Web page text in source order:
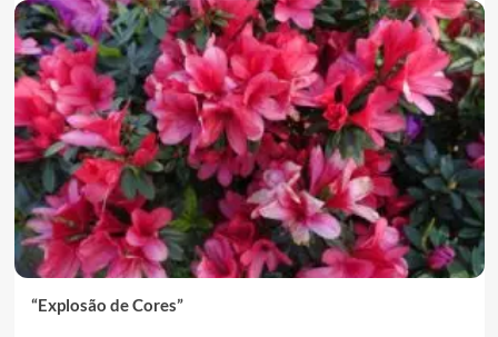
“Explosão de Cores”